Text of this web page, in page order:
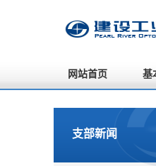
网站首页 基
支部新闻